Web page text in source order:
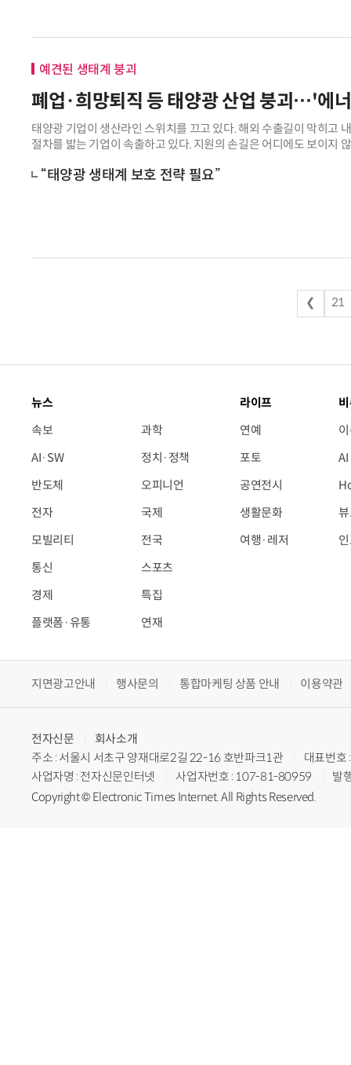
예견된 생태계 붕괴
폐업·희망퇴직 등 태양광 산업 붕괴…'에
태양광 기업이 생산라인 스위치를 끄고 있다. 해외 수출길이 막히고
절차를 밟는 기업이 속출하고 있다. 지원의 손길은 어디에도 보이지
“태양광 생태계 보호 전략 필요”
❮ 21
뉴스
속보
AI·SW
반도체
전자
모빌리티
통신
경제
플랫폼·유통
과학
정치·정책
오피니언
국제
전국
스포츠
특집
연재
라이프
연예
포토
공연전시
생활문화
여행·레저
지면광고안내 행사문의 통합마케팅 상품 안내 이용약관
전자신문
회사소개
주소 : 서울시 서초구 양재대로2길 22-16 호반파크1관
대표번
사업자명 : 전자신문인터넷
사업자번호 : 107-81-80959
발
Copyright © Electronic Times Internet. All Rights Reserved.